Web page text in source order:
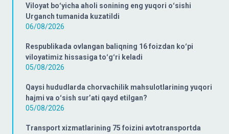
Viloyat boʻyicha aholi sonining eng yuqori oʻsishi
Urganch tumanida kuzatildi
06/08/2026
Respublikada ovlangan baliqning 16 foizdan koʻpi
viloyatimiz hissasiga toʻgʻri keladi
05/08/2026
Qaysi hududlarda chorvachilik mahsulotlarining yuqori
hajmi va oʻsish surʼati qayd etilgan?
05/08/2026
Transport xizmatlarining 75 foizini avtotransportda